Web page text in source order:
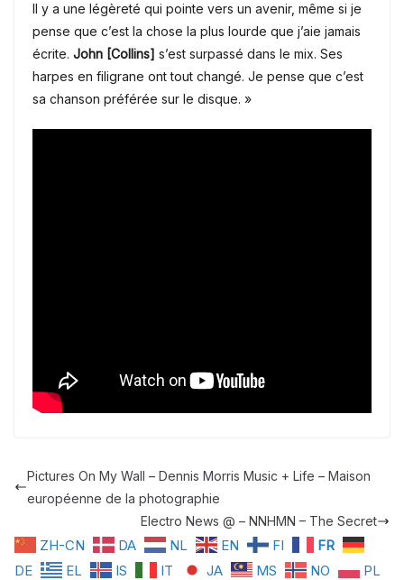
Il y a une légèreté qui pointe vers un avenir, même si je
pense que c’est la chose la plus lourde que j’aie jamais
écrite. John [Collins] s’est surpassé dans le mix. Ses
harpes en filigrane ont tout changé. Je pense que c’est
sa chanson préférée sur le disque. »
Pictures On My Wall – Dennis Morris Music + Life – Maison
européenne de la photographie
Electro News @ – NNHMN – The Secret
ZH-CN DA NL EN FI
FR
DE
EL IS IT JA MS NO
PL